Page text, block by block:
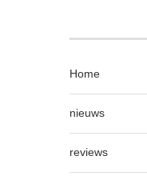
Home
nieuws
reviews